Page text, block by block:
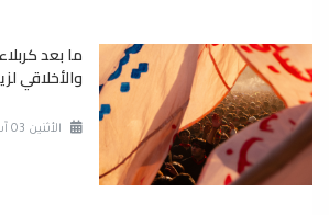
ما بعد
والأخلاقي
الأثنين 03 آب 2026